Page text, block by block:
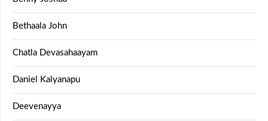
Bethaala John
Chatla Devasahaayam
Daniel Kalyanapu
Deevenayya